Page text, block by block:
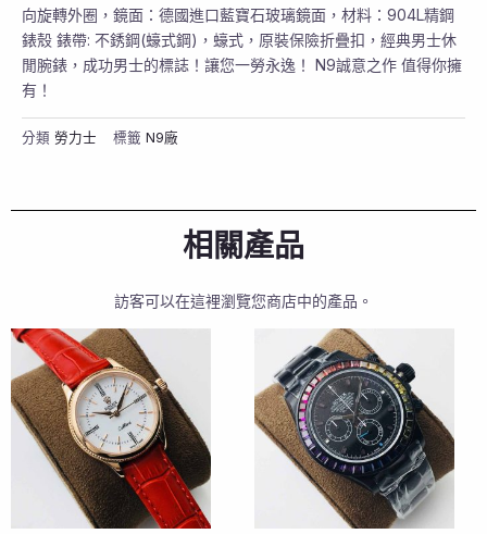
向旋轉外圈，鏡面：德國進口藍寶石玻璃鏡面，材料：904L精鋼
錶殼 錶帶: 不銹鋼(蠔式鋼)，蠔式，原裝保險折疊扣，經典男士休
閒腕錶，成功男士的標誌！讓您一勞永逸！ N9誠意之作 值得你擁
有！
分類 勞力士 標籤 N9廠
相關產品
訪客可以在這裡瀏覽您商店中的產品。